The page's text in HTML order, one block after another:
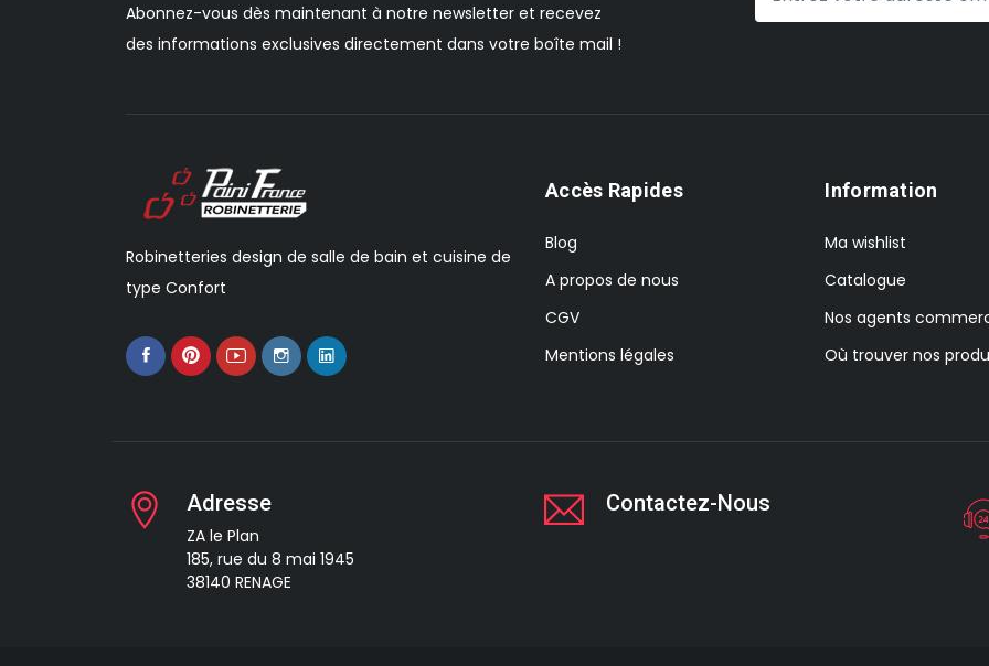
Abonnez-vous dès maintenant à notre newsletter et recevez
des informations exclusives directement dans votre boîte mail !
Robinetteries design de salle de bain et cuisine de
type Confort
Accès Rapides
Blog
A propos de nous
CGV
Mentions légales
Information
Ma wishlist
Catalogue
Nos agents
Où trouver nos
Adresse
ZA le Plan
185, rue du 8 mai 1945
38140 RENAGE
Contactez-Nous